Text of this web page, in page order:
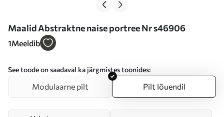
Maalid Abstraktne naise portree Nr s46906
1Meeldib
See toode on saadaval ka järgmistes toonides:
Modulaarne pilt Pilt lõuendil